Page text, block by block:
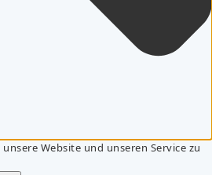
Website und unseren Service zu